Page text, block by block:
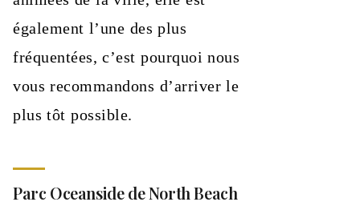
également l’une des plus
fréquentées, c’est pourquoi nous
vous recommandons d’arriver le
plus tôt possible.
Parc Oceanside de North Beach